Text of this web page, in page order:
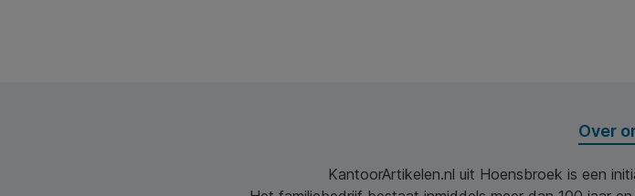
Over
KantoorArtikelen.nl uit Hoensbroek is een